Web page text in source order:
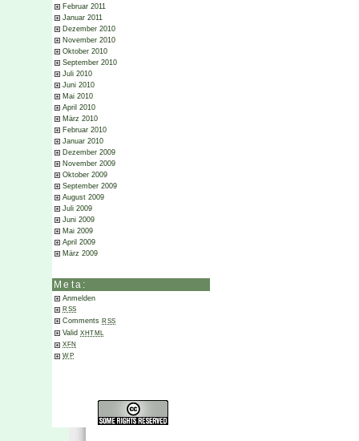
Februar 2011
Januar 2011
Dezember 2010
November 2010
Oktober 2010
September 2010
Juli 2010
Juni 2010
Mai 2010
April 2010
März 2010
Februar 2010
Januar 2010
Dezember 2009
November 2009
Oktober 2009
September 2009
August 2009
Juli 2009
Juni 2009
Mai 2009
April 2009
März 2009
Meta:
Anmelden
RSS
Comments RSS
Valid XHTML
XFN
WP